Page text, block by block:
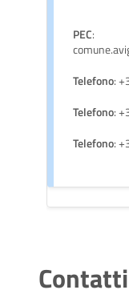
PEC:
Telefono:
Telefono:
Telefono:
Contatti